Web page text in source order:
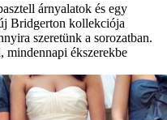
árnyalatok és egy
Bridgerton kollekciója
szeretünk a sorozatban.
mindennapi ékszerekbe